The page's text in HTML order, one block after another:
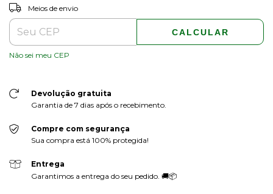
Entregas para o CEP:
Meios de envio
CALCULAR
Não sei meu CEP
Devolução gratuita
Garantia de 7 dias após o recebimento.
Compre com segurança
Sua compra está 100% protegida!
Entrega
Garantimos a entrega do seu pedido. 🚚📦